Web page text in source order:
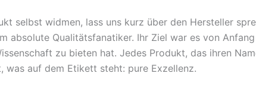
selbst widmen, lass uns kurz über den Hersteller
absolute Qualitätsfanatiker. Ihr Ziel war es von
zu bieten hat. Jedes Produkt, das ihren
was auf dem Etikett steht: pure Exzellenz.